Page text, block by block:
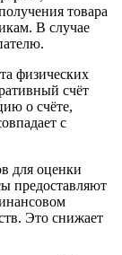
товара
В случае
физических
счёт
о счёте,
с
для оценки
предоставляют
Это снижает